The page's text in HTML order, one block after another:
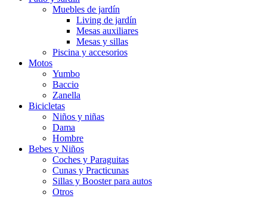
Muebles de jardín
Living de jardín
Mesas auxiliares
Mesas y sillas
Piscina y accesorios
Motos
Yumbo
Baccio
Zanella
Bicicletas
Niños y niñas
Dama
Hombre
Bebes y Niños
Coches y Paraguitas
Cunas y Practicunas
Sillas y Booster para autos
Otros